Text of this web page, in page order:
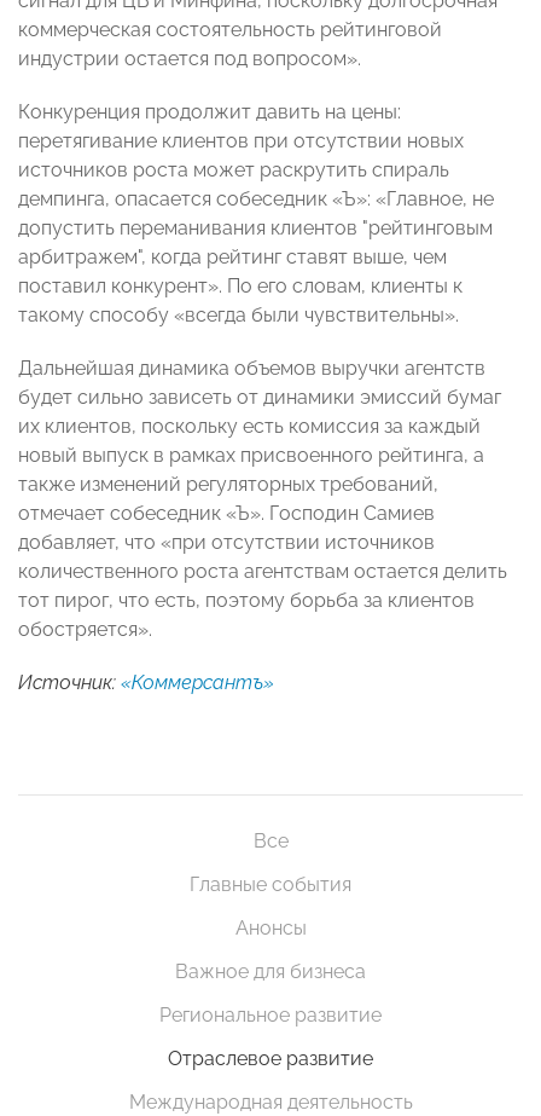
коммерческая состоятельность рейтинговой
индустрии остается под вопросом».
Конкуренция продолжит давить на цены:
перетягивание клиентов при отсутствии новых
источников роста может раскрутить спираль
демпинга, опасается собеседник «Ъ»: «Главное, не
допустить переманивания клиентов "рейтинговым
арбитражем", когда рейтинг ставят выше, чем
поставил конкурент». По его словам, клиенты к
такому способу «всегда были чувствительны».
Дальнейшая динамика объемов выручки агентств
будет сильно зависеть от динамики эмиссий бумаг
их клиентов, поскольку есть комиссия за каждый
новый выпуск в рамках присвоенного рейтинга, а
также изменений регуляторных требований,
отмечает собеседник «Ъ». Господин Самиев
добавляет, что «при отсутствии источников
количественного роста агентствам остается делить
тот пирог, что есть, поэтому борьба за клиентов
обостряется».
Источник: «Коммерсантъ»
Все
Главные события
Анонсы
Важное для бизнеса
Региональное развитие
Отраслевое развитие
Международная деятельность